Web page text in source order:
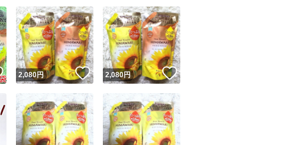
取引実績◯+ このユーザーはYahoo!フリマの取引を完了させた実績があ
他フリマ実績◯+ このユーザーは他フリマサービスでの取引実績があります
スピード&安心発送
※このバッジは実績に基づく表示であり、発送を保証しているものではありません
スピード＆安心発送
このユーザーは高頻度で24時間以内＆設定した発送日数内
コピーは1商品につき1回です
出品ページへ
キャンセル
いいね！
2,080円 いいね！
2,080円 いいね！